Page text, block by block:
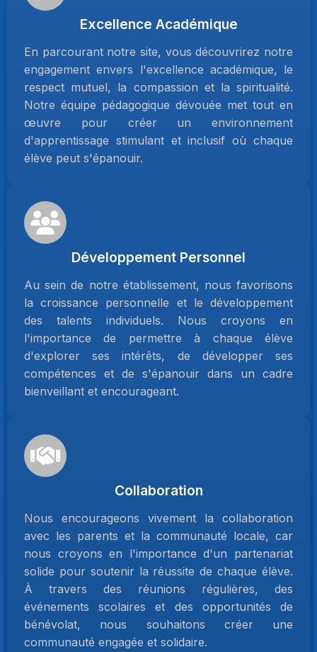
Excellence Académique
En parcourant notre site, vous découvrirez notre
engagement envers l'excellence académique, le
respect mutuel, la compassion et la spiritualité.
Notre équipe pédagogique dévouée met tout en
œuvre pour créer un environnement
d'apprentissage stimulant et inclusif où chaque
élève peut s'épanouir.
Développement Personnel
Au sein de notre établissement, nous favorisons
la croissance personnelle et le développement
des talents individuels. Nous croyons en
l'importance de permettre à chaque élève
d'explorer ses intérêts, de développer ses
compétences et de s'épanouir dans un cadre
bienveillant et encourageant.
Collaboration
Nous encourageons vivement la collaboration
avec les parents et la communauté locale, car
nous croyons en l'importance d'un partenariat
solide pour soutenir la réussite de chaque élève.
À travers des réunions régulières, des
événements scolaires et des opportunités de
bénévolat, nous souhaitons créer une
communauté engagée et solidaire.